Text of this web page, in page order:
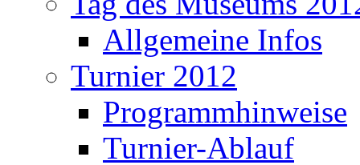
Allgemeine Infos
Turnier 2012
Programmhinweise
Turnier-Ablauf